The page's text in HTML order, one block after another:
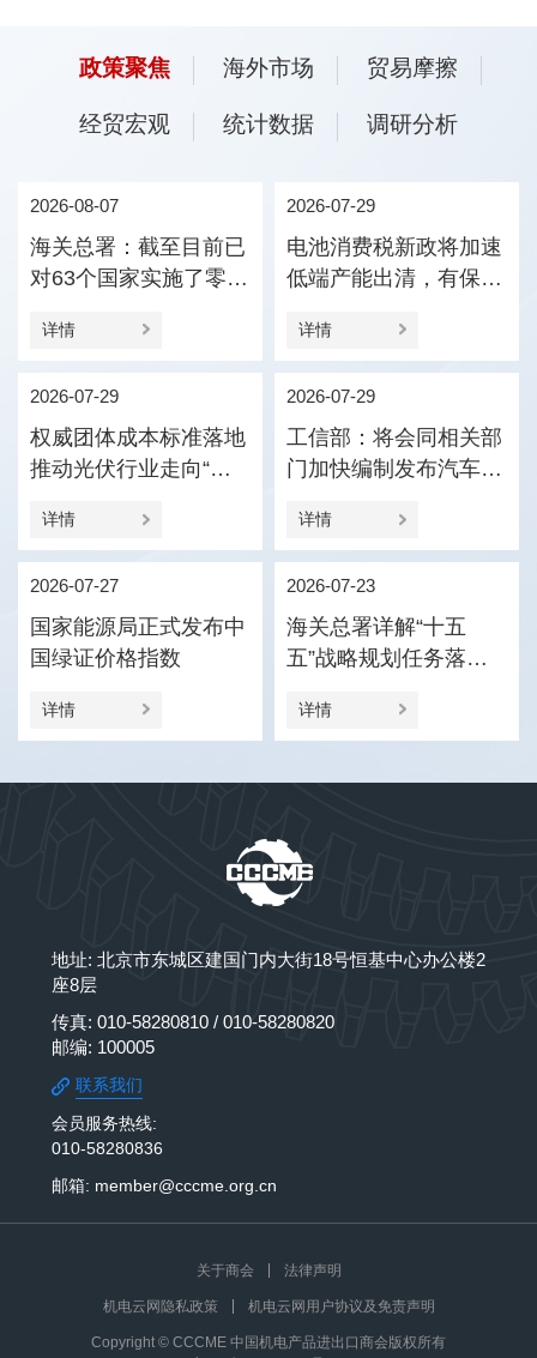
政策聚焦 海外市场 贸易摩擦
经贸宏观 统计数据 调研分析
2026-08-07
海关总署：截至目前已
对63个国家实施了零关
详情
2026-07-29
电池消费税新政将加速
低端产能出清，有保有
详情
2026-07-29
权威团体成本标准落地
推动光伏行业走向“价
详情
2026-07-29
工信部：将会同相关部
门加快编制发布汽车企
指引
详情
2026-07-27
国家能源局正式发布中
国绿证价格指数
详情
2026-07-23
海关总署详解“十五
五”战略规划任务落实
大、进出口更加协调
详情
地址: 北京市东城区建国门内大街18号恒基中心办公楼2
座8层
传真: 010-58280810 / 010-58280820
邮编: 100005
联系我们
会员服务热线:
010-58280836
邮箱: member@cccme.org.cn
关于商会 法律声明
机电云网隐私政策 机电云网用户协议及免责声明
Copyright © CCCME 中国机电产品进出口商会版权所有